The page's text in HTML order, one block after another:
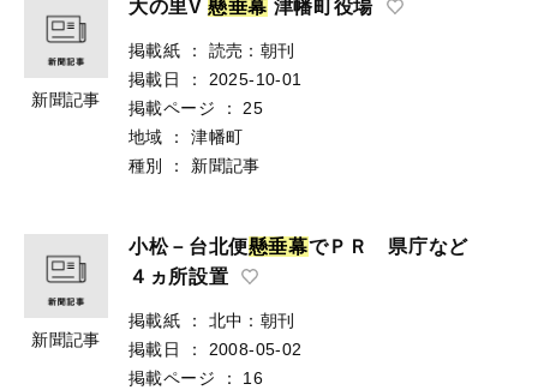
新聞記事
大の里V懸垂幕 津幡町役場
掲載紙 ：
読売：朝刊
掲載日
：
2025-10-01
掲載ページ
：
25
地域
：
津幡町
種別
： 新聞記事
新聞記事
小松－台北便懸垂幕でＰＲ 県庁など
４ヵ所設置
掲載紙 ：
北中：朝刊
掲載日
：
2008-05-02
掲載ページ
：
16